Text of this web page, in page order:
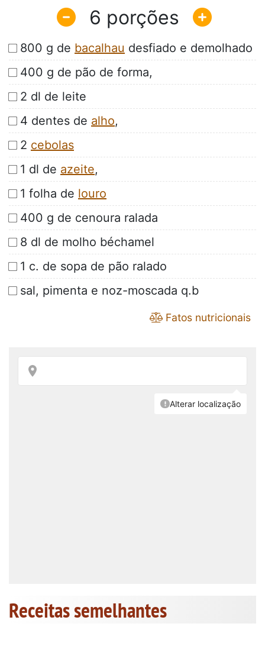
6
800 g de bacalhau desfiado e demolhado
400 g de pão de forma,
2 dl de leite
4 dentes de alho,
2 cebolas
1 dl de azeite,
1 folha de louro
400 g de cenoura ralada
8 dl de molho béchamel
1 c. de sopa de pão ralado
sal, pimenta e noz-moscada q.b
Fatos nutricionais
Receitas semelhantes